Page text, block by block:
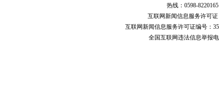
热线：0598-
互联网新闻信息服务许可证
互联网新闻信息服务许可证编号：
全国互联网违法信息举报